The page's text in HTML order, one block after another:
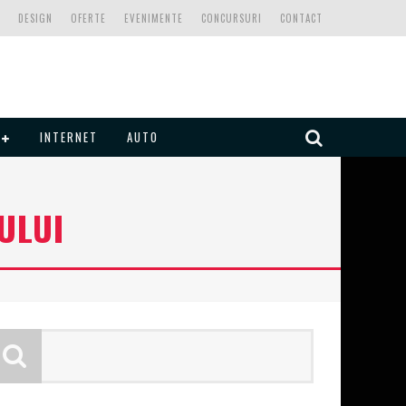
CONTACT
CONCURSURI
EVENIMENTE
OFERTE
DESIGN
INTERNET AUTO